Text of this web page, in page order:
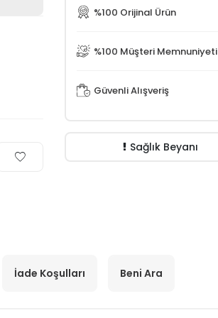
%100 Orijinal Ürün
%100 Müşteri Memnuniyeti
Güvenli Alışveriş
Sağlık Beyanı
İade Koşulları Beni Ara